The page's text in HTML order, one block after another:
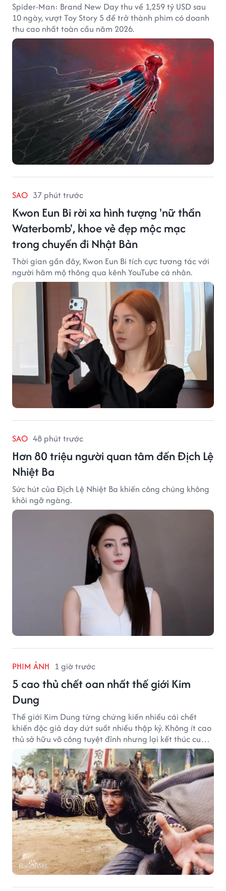
Spider-Man: Brand New Day thu về 1,259 tỷ USD sau
10 ngày, vượt Toy Story 5 để trở thành phim có doanh
thu cao nhất toàn cầu năm 2026.
SAO 37 phút trước
Kwon Eun Bi rời xa hình tượng 'nữ thần
Waterbomb', khoe vẻ đẹp mộc mạc
trong chuyến đi Nhật Bản
Thời gian gần đây, Kwon Eun Bi tích cực tương tác với
người hâm mộ thông qua kênh YouTube cá nhân.
SAO 48 phút trước
Hơn 80 triệu người quan tâm đến Địch Lệ
Nhiệt Ba
Sức hút của Địch Lệ Nhiệt Ba khiến công chúng không
khỏi ngỡ ngàng.
PHIM ẢNH 1 giờ trước
5 cao thủ chết oan nhất thế giới Kim
Dung
Thế giới Kim Dung từng chứng kiến nhiều cái chết
khiến độc giả day dứt suốt nhiều thập kỷ. Không ít cao
thủ sở hữu võ công tuyệt đỉnh nhưng lại kết thúc cuộc
đời trong hoàn cảnh đầy tiếc nuối.